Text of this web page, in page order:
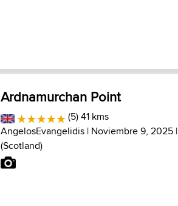
Ardnamurchan Point
(5) 41 kms
AngelosEvangelidis | Noviembre 9, 2025 |
(Scotland)